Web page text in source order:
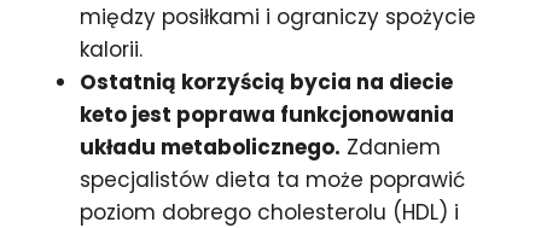
między posiłkami i ograniczy spożycie
kalorii.
Ostatnią korzyścią bycia na diecie
keto jest poprawa funkcjonowania
układu metabolicznego. Zdaniem
specjalistów dieta ta może poprawić
poziom dobrego cholesterolu (HDL) i